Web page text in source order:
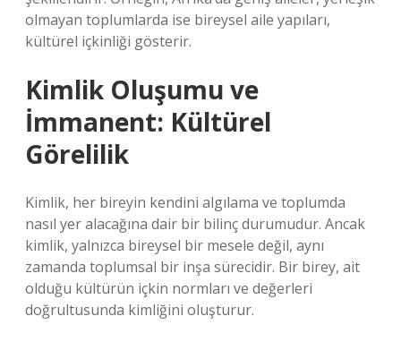
olmayan toplumlarda ise bireysel aile yapıları,
kültürel içkinliği gösterir.
Kimlik Oluşumu ve
İmmanent: Kültürel
Görelilik
Kimlik, her bireyin kendini algılama ve toplumda
nasıl yer alacağına dair bir bilinç durumudur. Ancak
kimlik, yalnızca bireysel bir mesele değil, aynı
zamanda toplumsal bir inşa sürecidir. Bir birey, ait
olduğu kültürün içkin normları ve değerleri
doğrultusunda kimliğini oluşturur.